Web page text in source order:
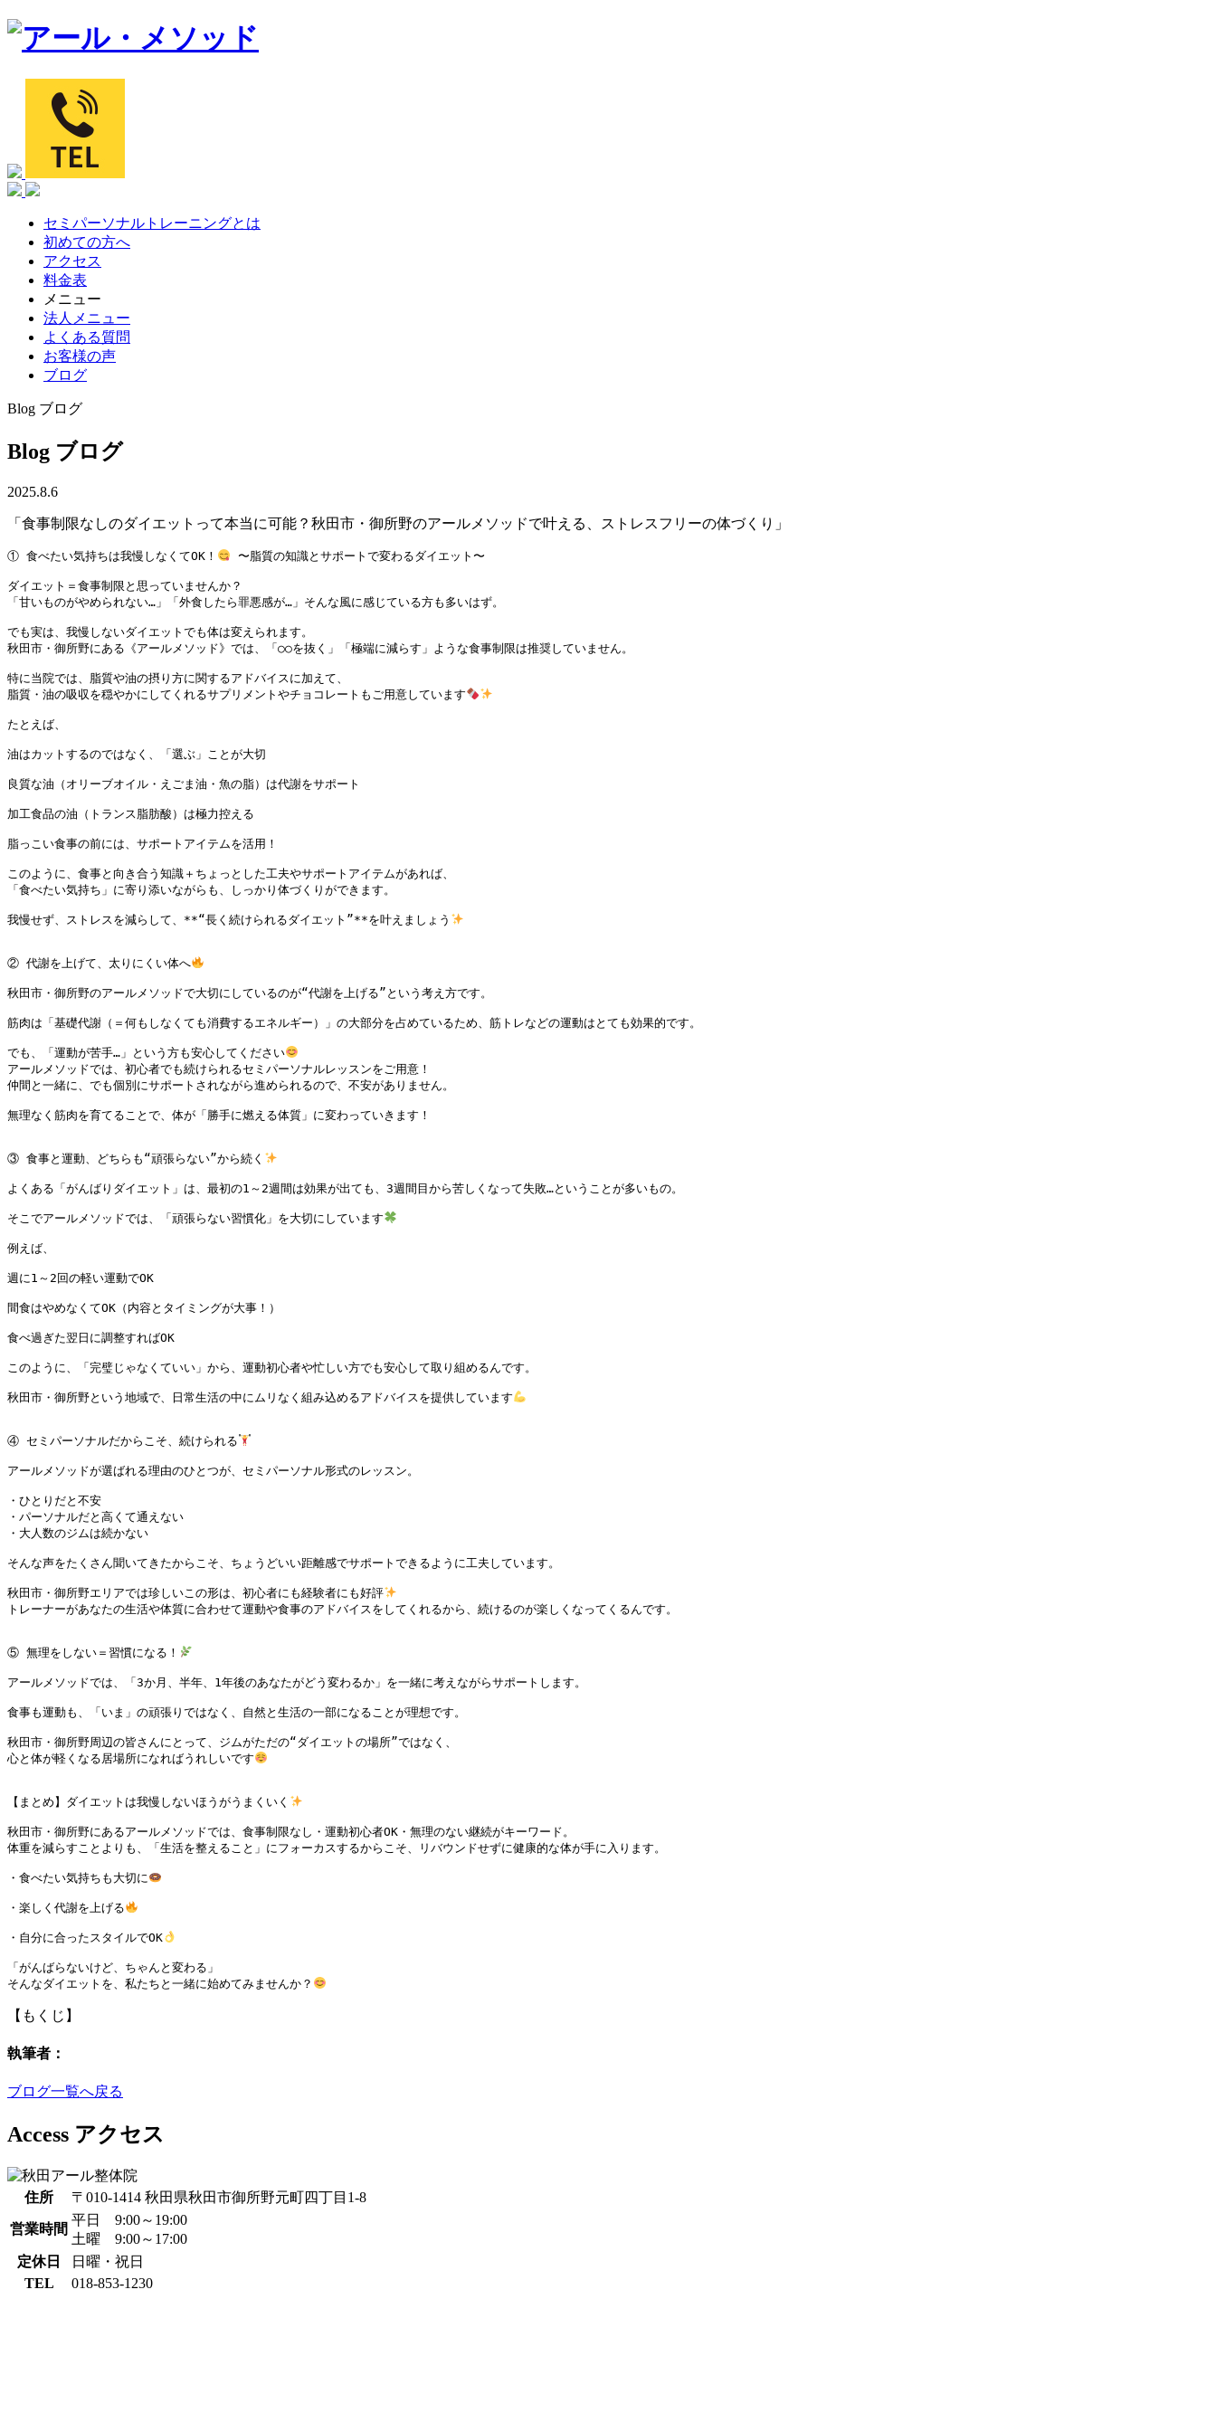
セミパーソナルトレーニングとは
初めての方へ
アクセス
料金表
メニュー
法人メニュー
よくある質問
お客様の声
ブログ
Blog ブログ
Blog ブログ
2025.8.6
「食事制限なしのダイエットって本当に可能？秋田市・御所野のアールメソッドで叶える、ストレスフリーの体づくり」
① 食べたい気持ちは我慢しなくてOK！ 〜脂質の知識とサポートで変わるダイエット〜
ダイエット＝食事制限と思っていませんか？
「甘いものがやめられない…」「外食したら罪悪感が…」そんな風に感じている方も多いはず。
でも実は、我慢しないダイエットでも体は変えられます。
秋田市・御所野にある《アールメソッド》では、「○○を抜く」「極端に減らす」ような食事制限は推奨していません。
特に当院では、脂質や油の摂り方に関するアドバイスに加えて、
脂質・油の吸収を穏やかにしてくれるサプリメントやチョコレートもご用意しています
たとえば、
油はカットするのではなく、「選ぶ」ことが大切
良質な油（オリーブオイル・えごま油・魚の脂）は代謝をサポート
加工食品の油（トランス脂肪酸）は極力控える
脂っこい食事の前には、サポートアイテムを活用！
このように、食事と向き合う知識＋ちょっとした工夫やサポートアイテムがあれば、
「食べたい気持ち」に寄り添いながらも、しっかり体づくりができます。
我慢せず、ストレスを減らして、**“長く続けられるダイエット”**を叶えましょう
② 代謝を上げて、太りにくい体へ
秋田市・御所野のアールメソッドで大切にしているのが“代謝を上げる”という考え方です。
筋肉は「基礎代謝（＝何もしなくても消費するエネルギー）」の大部分を占めているため、筋トレなどの運動はとても効果的です。
でも、「運動が苦手…」という方も安心してください
アールメソッドでは、初心者でも続けられるセミパーソナルレッスンをご用意！
仲間と一緒に、でも個別にサポートされながら進められるので、不安がありません。
無理なく筋肉を育てることで、体が「勝手に燃える体質」に変わっていきます！
③ 食事と運動、どちらも“頑張らない”から続く
よくある「がんばりダイエット」は、最初の1～2週間は効果が出ても、3週間目から苦しくなって失敗…ということが多いもの。
そこでアールメソッドでは、「頑張らない習慣化」を大切にしています
例えば、
週に1～2回の軽い運動でOK
間食はやめなくてOK（内容とタイミングが大事！）
食べ過ぎた翌日に調整すればOK
このように、「完璧じゃなくていい」から、運動初心者や忙しい方でも安心して取り組めるんです。
秋田市・御所野という地域で、日常生活の中にムリなく組み込めるアドバイスを提供しています
④ セミパーソナルだからこそ、続けられる
アールメソッドが選ばれる理由のひとつが、セミパーソナル形式のレッスン。
・ひとりだと不安
・パーソナルだと高くて通えない
・大人数のジムは続かない
そんな声をたくさん聞いてきたからこそ、ちょうどいい距離感でサポートできるように工夫しています。
秋田市・御所野エリアでは珍しいこの形は、初心者にも経験者にも好評
トレーナーがあなたの生活や体質に合わせて運動や食事のアドバイスをしてくれるから、続けるのが楽しくなってくるんです。
⑤ 無理をしない＝習慣になる！
アールメソッドでは、「3か月、半年、1年後のあなたがどう変わるか」を一緒に考えながらサポートします。
食事も運動も、「いま」の頑張りではなく、自然と生活の一部になることが理想です。
秋田市・御所野周辺の皆さんにとって、ジムがただの“ダイエットの場所”ではなく、
心と体が軽くなる居場所になればうれしいです
【まとめ】ダイエットは我慢しないほうがうまくいく
秋田市・御所野にあるアールメソッドでは、食事制限なし・運動初心者OK・無理のない継続がキーワード。
体重を減らすことよりも、「生活を整えること」にフォーカスするからこそ、リバウンドせずに健康的な体が手に入ります。
・食べたい気持ちも大切に
・楽しく代謝を上げる
・自分に合ったスタイルでOK
「がんばらないけど、ちゃんと変わる」
そんなダイエットを、私たちと一緒に始めてみませんか？
【もくじ】
執筆者：
ブログ一覧へ戻る
Access アクセス
住所 〒010-1414 秋田県秋田市御所野元町四丁目1-8
営業時間
平日 9:00～19:00
土曜 9:00～17:00
定休日
日曜・祝日
TEL
018-853-1230